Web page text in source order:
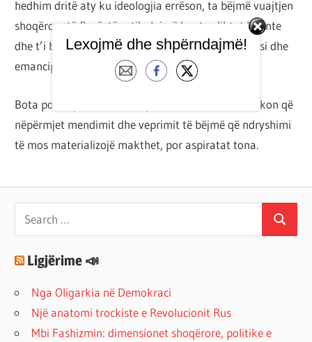
hedhim dritë aty ku ideologjia errëson, ta bëjmë vuajtjen
shoqërore të flasë, të artikulojmë kontradiktat latente
dhe t’i bëhemi krahë çdo trupi që lufton për drejtësi dhe
emancipim shoqëror.
Bota po ndryshon, duam apo s’duam ne. Ne na takon që
nëpërmjet mendimit dhe veprimit të bëjmë që ndryshimi
të mos materializojë makthet, por aspiratat tona.
Search
for:
Search
Ligjërime 📣
Nga Oligarkia në Demokraci
Një anatomi trockiste e Revolucionit Rus
Mbi Fashizmin: dimensionet shoqërore, politike e
Lexojmë dhe shpërndajmë!